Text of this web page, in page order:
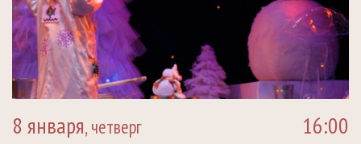
8 января, четверг 16:00